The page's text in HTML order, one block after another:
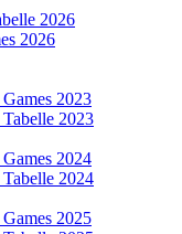
2026
2026
2023
2023
2024
2024
2025